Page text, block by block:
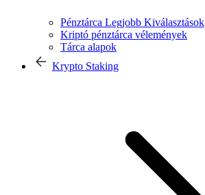
Pénztárca Legjobb Kiválasztások
Kriptó pénztárca vélemények
Tárca alapok
Krypto Staking